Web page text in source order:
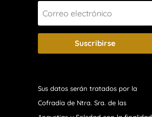
Suscribirse
Sus datos serán tratados por la
Cofradía de Ntra. Sra. de las